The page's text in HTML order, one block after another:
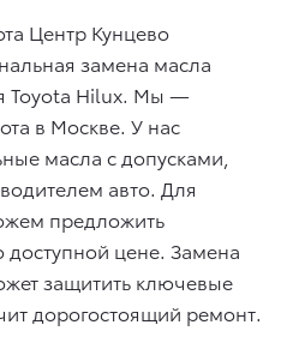
Центр Кунцево
замена масла
Toyota Hilux. Мы —
в Москве. У нас
масла с допусками,
авто. Для
предложить
доступной цене. Замена
защитить ключевые
дорогостоящий ремонт.